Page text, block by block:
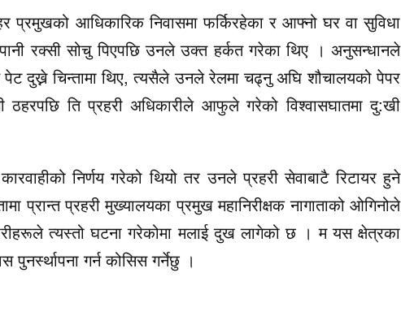
प्रमुखको आधिकारिक निवासमा फर्किरहेका र आफ्नो घर वा सुविधा
रक्सी सोचु पिएपछि उनले उक्त हर्कत गरेका थिए । अनुसन्धानले
दुख्ने चिन्तामा थिए, त्यसैले उनले रेलमा चढ्नु अघि शौचालयको पेपर
ठहरपछि ति प्रहरी अधिकारीले आफुले गरेको विश्वासघातमा दु:खी
निर्णय गरेको थियो तर उनले प्रहरी सेवाबाटै रिटायर हुने
प्रान्त प्रहरी मुख्यालयका प्रमुख महानिरीक्षक नागाताको ओगिनोले
त्यस्तो घटना गरेकोमा मलाई दुख लागेको छ । म यस क्षेत्रका
पुनर्स्थापना गर्न कोसिस गर्नेछु ।